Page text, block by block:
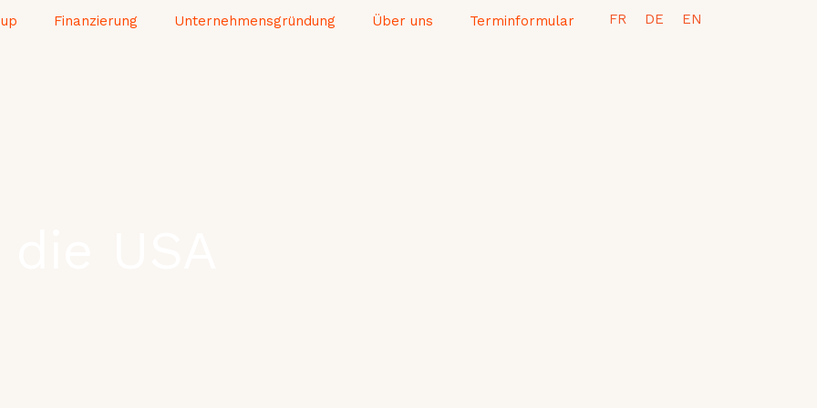
Finanzierung Unternehmensgründung Über uns Terminformular FR DE EN